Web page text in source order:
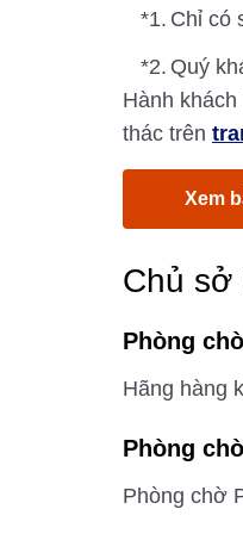
*1. Chỉ có
*2. Quý
Hành
thác trên
Xem
Chủ sở
Phòng
Hãng hàng
Phòng
Phòng chờ